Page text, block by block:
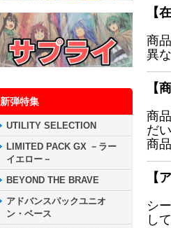
新弾特集
UTILITY SELECTION
LIMITED PACK GX －ラー
イエロー－
BEYOND THE BRAVE
アドバンスパックユニオ
ン・ベース
【
商
異
【
商
だ
商
【
シ
し